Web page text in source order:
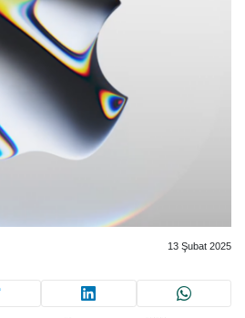
13 Şubat 2025